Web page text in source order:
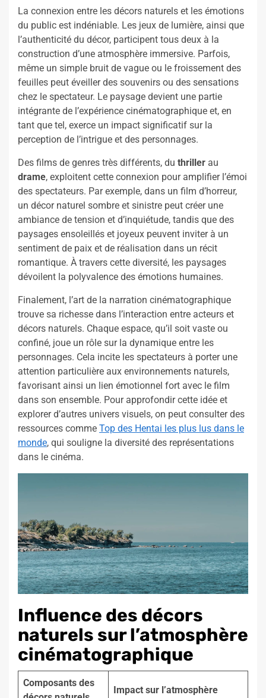
La connexion entre les décors naturels et les émotions
du public est indéniable. Les jeux de lumière, ainsi que
l’authenticité du décor, participent tous deux à la
construction d’une atmosphère immersive. Parfois,
même un simple bruit de vague ou le froissement des
feuilles peut éveiller des souvenirs ou des sensations
chez le spectateur. Le paysage devient une partie
intégrante de l’expérience cinématographique et, en
tant que tel, exerce un impact significatif sur la
perception de l’intrigue et des personnages.
Des films de genres très différents, du thriller au
drame, exploitent cette connexion pour amplifier l’émoi
des spectateurs. Par exemple, dans un film d’horreur,
un décor naturel sombre et sinistre peut créer une
ambiance de tension et d’inquiétude, tandis que des
paysages ensoleillés et joyeux peuvent inviter à un
sentiment de paix et de réalisation dans un récit
romantique. À travers cette diversité, les paysages
dévoilent la polyvalence des émotions humaines.
Finalement, l’art de la narration cinématographique
trouve sa richesse dans l’interaction entre acteurs et
décors naturels. Chaque espace, qu’il soit vaste ou
confiné, joue un rôle sur la dynamique entre les
personnages. Cela incite les spectateurs à porter une
attention particulière aux environnements naturels,
favorisant ainsi un lien émotionnel fort avec le film
dans son ensemble. Pour approfondir cette idée et
explorer d’autres univers visuels, on peut consulter des
ressources comme Top des Hentai les plus lus dans le
monde, qui souligne la diversité des représentations
dans le cinéma.
Influence des décors
naturels sur l’atmosphère
cinématographique
Composants des
Impact sur l’atmosphère